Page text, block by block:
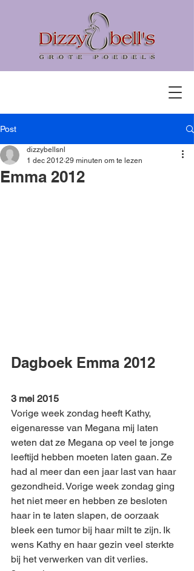
Post
Emma 2012
dizzybellsnl
1 dec 2012 29 minuten om te lezen
Dagboek Emma 2012
3 mei 2015
Vorige week zondag heeft Kathy,
eigenaresse van Megana mij laten
weten dat ze Megana op veel te jonge
leeftijd hebben moeten laten gaan. Ze
had al meer dan een jaar last van haar
gezondheid. Vorige week zondag ging
het niet meer en hebben ze besloten
haar in te laten slapen, de oorzaak
bleek een tumor bij haar milt te zijn. Ik
wens Kathy en haar gezin veel sterkte
bij het verwerken van dit verlies.